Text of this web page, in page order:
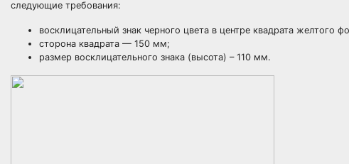
следующие требования:
восклицательный знак черного цвета в центре квадрата желтого
сторона квадрата — 150 мм;
размер восклицательного знака (высота) – 110 мм.